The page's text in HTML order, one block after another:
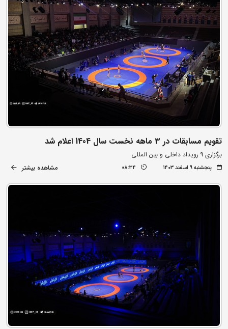
تقویم مسابقات در 3 ماهه نخست سال 1404 اعلام شد
برگزاری 9 رویداد داخلی و بین المللی
پنجشنبه ۹ اسفند ۱۴۰۳ 08:34 مشاهده بیشتر